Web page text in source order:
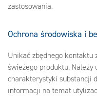
zastosowania.
Ochrona środowiska i
Unikać zbędnego kontaktu
świeżego produktu. Należy
charakterystyki substancji
informacji na temat